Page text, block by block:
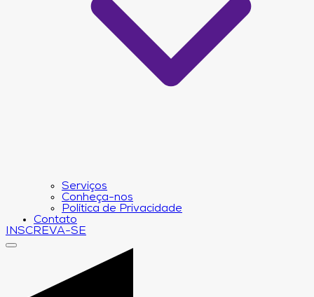
Serviços
Conheça-nos
Política de Privacidade
Contato
INSCREVA-SE